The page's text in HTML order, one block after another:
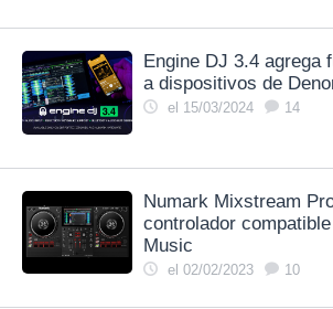
Engine DJ 3.4 agrega
a dispositivos de
el 15/03/2024 14
Numark Mixstream
controlador
Music
el 02/02/2023 10